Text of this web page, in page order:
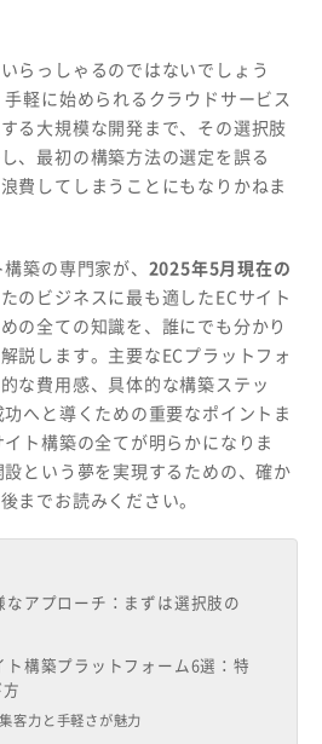
らっしゃるのではないでしょう
軽に始められるクラウドサービス
る大規模な開発まで、その選択肢
、最初の構築方法の選定を誤る
費してしまうことにもなりかねま
築の専門家が、 2025年5月現在の
のビジネスに最も適したECサイト
の全ての知識を、誰にでも分かり
説します。主要なECプラットフォ
な費用感、具体的な構築ステッ
へと導くための重要なポイントま
ト構築の全てが明らかになりま
という夢を実現するための、確か
までお読みください。
なアプローチ：まずは選択肢の
ト構築プラットフォーム6選：特
客力と手軽さが魅力